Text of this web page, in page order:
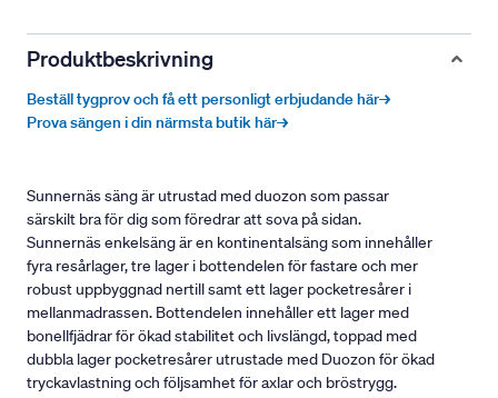
Produktbeskrivning
Beställ tygprov och få ett personligt erbjudande här→
Prova sängen i din närmsta butik här→
Sunnernäs säng är utrustad med duozon som passar
särskilt bra för dig som föredrar att sova på sidan.
Sunnernäs enkelsäng är en kontinentalsäng som innehåller
fyra resårlager, tre lager i bottendelen för fastare och mer
robust uppbyggnad nertill samt ett lager pocketresårer i
mellanmadrassen. Bottendelen innehåller ett lager med
bonellfjädrar för ökad stabilitet och livslängd, toppad med
dubbla lager pocketresårer utrustade med Duozon för ökad
tryckavlastning och följsamhet för axlar och bröstrygg.